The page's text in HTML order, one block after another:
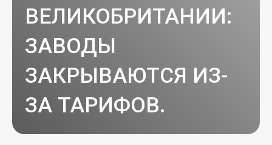
ВЕЛИКОБРИТАНИИ:
ЗАВОДЫ
ЗАКРЫВАЮТСЯ ИЗ-
ЗА ТАРИФОВ.